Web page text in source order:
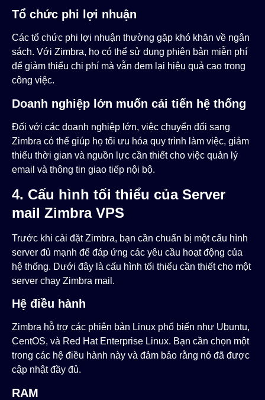
Tổ chức phi lợi nhuận
Các tổ chức phi lợi nhuận thường gặp khó khăn về ngân
sách. Với Zimbra, họ có thể sử dụng phiên bản miễn phí
để giảm thiểu chi phí mà vẫn đem lại hiệu quả cao trong
công việc.
Doanh nghiệp lớn muốn cải tiến hệ thống
Đối với các doanh nghiệp lớn, việc chuyển đổi sang
Zimbra có thể giúp họ tối ưu hóa quy trình làm việc, giảm
thiểu thời gian và nguồn lực cần thiết cho việc quản lý
email và thông tin giao tiếp nội bộ.
4. Cấu hình tối thiểu của Server
mail Zimbra VPS
Trước khi cài đặt Zimbra, bạn cần chuẩn bị một cấu hình
server đủ mạnh để đáp ứng các yêu cầu hoạt động của
hệ thống. Dưới đây là cấu hình tối thiểu cần thiết cho một
server chạy Zimbra mail.
Hệ điều hành
Zimbra hỗ trợ các phiên bản Linux phổ biến như Ubuntu,
CentOS, và Red Hat Enterprise Linux. Bạn cần chọn một
trong các hệ điều hành này và đảm bảo rằng nó đã được
cập nhật đầy đủ.
RAM